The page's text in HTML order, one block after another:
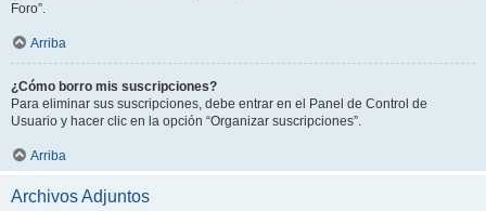
Foro”.
Arriba
¿Cómo borro mis suscripciones?
Para eliminar sus suscripciones, debe entrar en el Panel de Control de
Usuario y hacer clic en la opción “Organizar suscripciones”.
Arriba
Archivos Adjuntos